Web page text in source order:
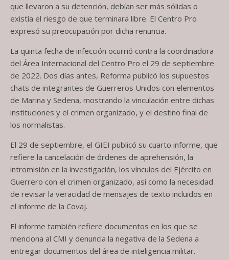
que llevaron a su detención, debían ser más sólidas o
existía el riesgo de que terminara libre. El Centro Pro
expresó su preocupación por dicha renuncia.
La quinta fecha de infección ocurrió contra la coordinadora
del Área Internacional del Centro Pro el 29 de septiembre
de 2022. Dos días antes, Reforma publicó los supuestos
chats de integrantes de Guerreros Unidos con elementos
de Marina y Sedena, mostrando la vinculación entre dichas
instituciones y el crimen organizado, y el destino final de
los normalistas.
El 29 de septiembre, el GIEI publicó su cuarto informe, que
refiere la cancelación de órdenes de aprehensión, la
intromisión en la investigación, los vínculos del Ejército en
Guerrero con el crimen organizado, así como la necesidad
de revisar la veracidad de mensajes de texto incluidos en
el informe de la Covaj.
El informe también refiere documentos en los que se
menciona al CMI y denuncia la negativa de la Sedena a
entregar documentos del área de inteligencia militar.